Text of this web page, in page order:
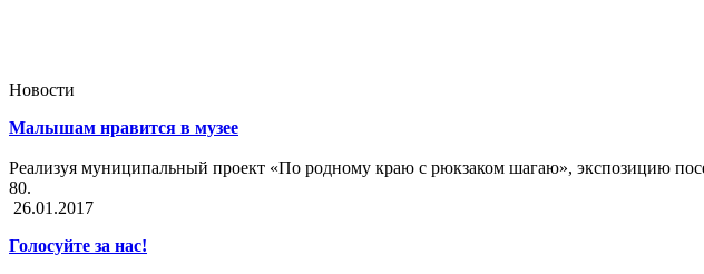
Новости
Малышам нравится в музее
Реализуя муниципальный проект «По родному краю с рюкзаком шагаю», экспозицию
80.
26.01.2017
Голосуйте за нас!